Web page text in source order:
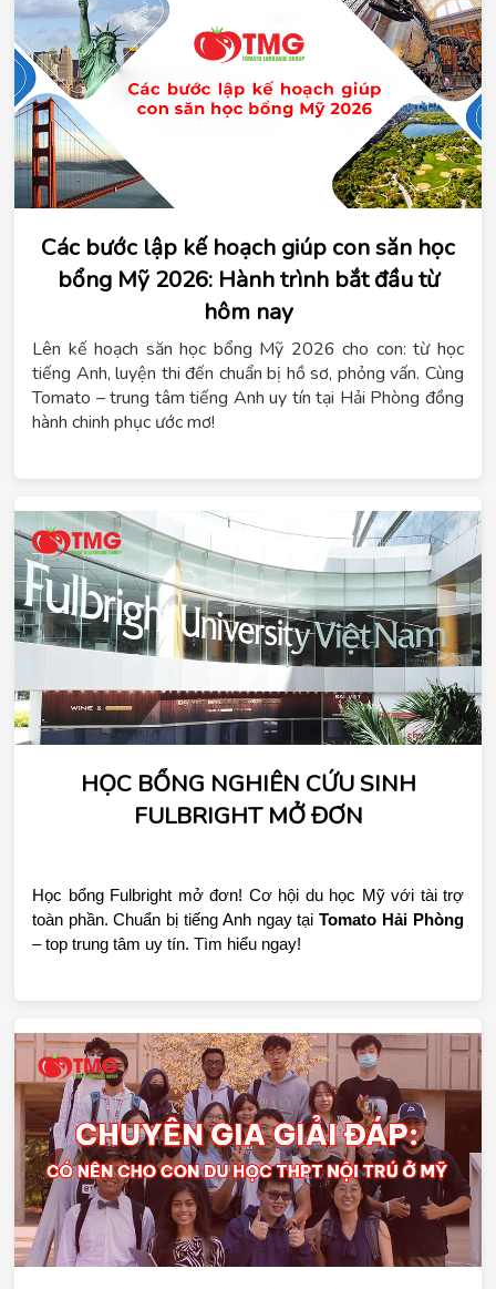
Các bước lập kế hoạch giúp con săn học
bổng Mỹ 2026: Hành trình bắt đầu từ
hôm nay
Lên kế hoạch săn học bổng Mỹ 2026 cho con: từ học
tiếng Anh, luyện thi đến chuẩn bị hồ sơ, phỏng vấn. Cùng
Tomato – trung tâm tiếng Anh uy tín tại Hải Phòng đồng
hành chinh phục ước mơ!
HỌC BỔNG NGHIÊN CỨU SINH
FULBRIGHT MỞ ĐƠN
Học bổng Fulbright mở đơn! Cơ hội du học Mỹ với tài trợ
toàn phần. Chuẩn bị tiếng Anh ngay tại Tomato Hải Phòng
– top trung tâm uy tín. Tìm hiểu ngay!